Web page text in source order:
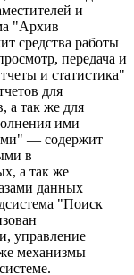
и
"Архив
средства работы
передача и
и статистика"
для
а так же для
ими
— содержит
в
а так же
данных
"Поиск
управление
механизмы